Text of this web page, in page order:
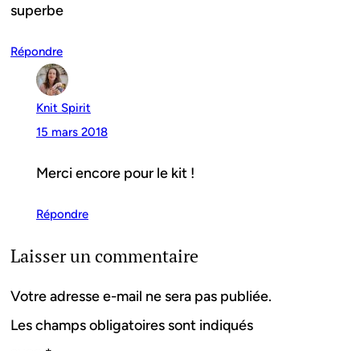
superbe
Répondre
Knit Spirit
15 mars 2018
Merci encore pour le kit !
Répondre
Laisser un commentaire
Votre adresse e-mail ne sera pas publiée.
Les champs obligatoires sont indiqués